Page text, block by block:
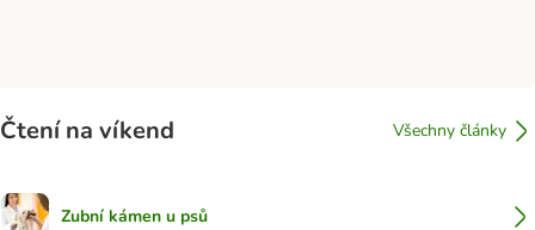
Čtení na víkend Všechny články
Zubní kámen u psů